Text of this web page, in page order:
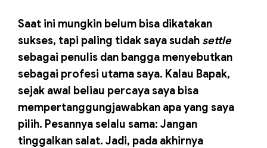
Saat ini mungkin belum bisa dikatakan
sukses, tapi paling tidak saya sudah settle
sebagai penulis dan bangga menyebutkan
sebagai profesi utama saya. Kalau Bapak,
sejak awal beliau percaya saya bisa
mempertanggungjawabkan apa yang saya
pilih. Pesannya selalu sama: Jangan
tinggalkan salat. Jadi, pada akhirnya